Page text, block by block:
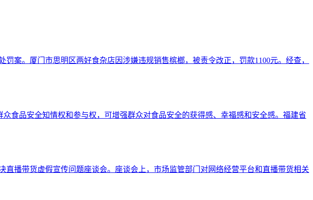
案。厦门市思明区两好食杂店因涉嫌违规销售槟榔，被责令改正，罚款1100元。经查，
食品安全知情权和参与权，可增强群众对食品安全的获得感、幸福感和安全感。福建省
播带货虚假宣传问题座谈会。座谈会上，市场监管部门对网络经营平台和直播带货相关